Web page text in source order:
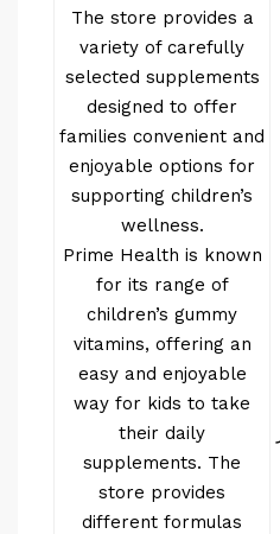
The store provides a
variety of carefully
selected supplements
designed to offer
families convenient and
enjoyable options for
supporting children’s
wellness.
Prime Health is known
for its range of
children’s gummy
vitamins, offering an
easy and enjoyable
way for kids to take
their daily
supplements. The
store provides
different formulas